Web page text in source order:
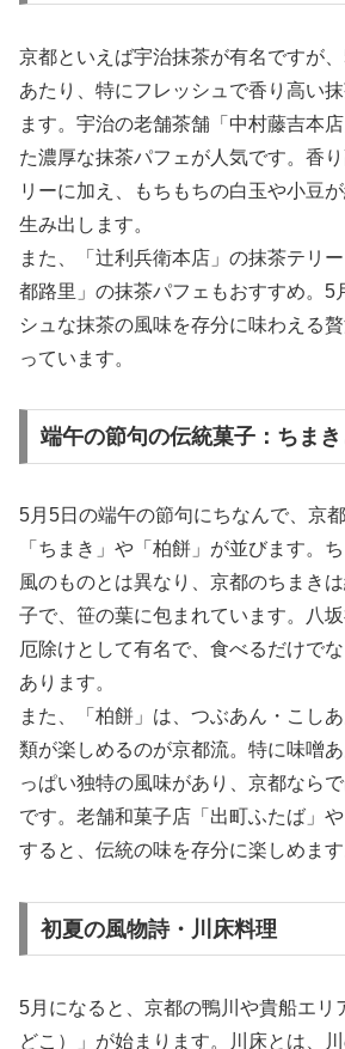
京都といえば宇治抹茶が有名ですが
あたり、特にフレッシュで香り高い
ます。宇治の老舗茶舗「中村藤吉本
た濃厚な抹茶パフェが人気です。香
リーに加え、もちもちの白玉や小豆
生み出します。
また、「辻利兵衛本店」の抹茶テリ
都路里」の抹茶パフェもおすすめ。5
シュな抹茶の風味を存分に味わえる
っています。
端午の節句の伝統菓子：ちま
5月5日の端午の節句にちなんで、京
「ちまき」や「柏餅」が並びます。
風のものとは異なり、京都のちまき
子で、笹の葉に包まれています。八
厄除けとして有名で、食べるだけで
あります。
また、「柏餅」は、つぶあん・こし
類が楽しめるのが京都流。特に味噌
っぱい独特の風味があり、京都なら
です。老舗和菓子店「出町ふたば」
すると、伝統の味を存分に楽しめます
初夏の風物詩・川床料理
5月になると、京都の鴨川や貴船エリ
どこ）」が始まります。川床とは、